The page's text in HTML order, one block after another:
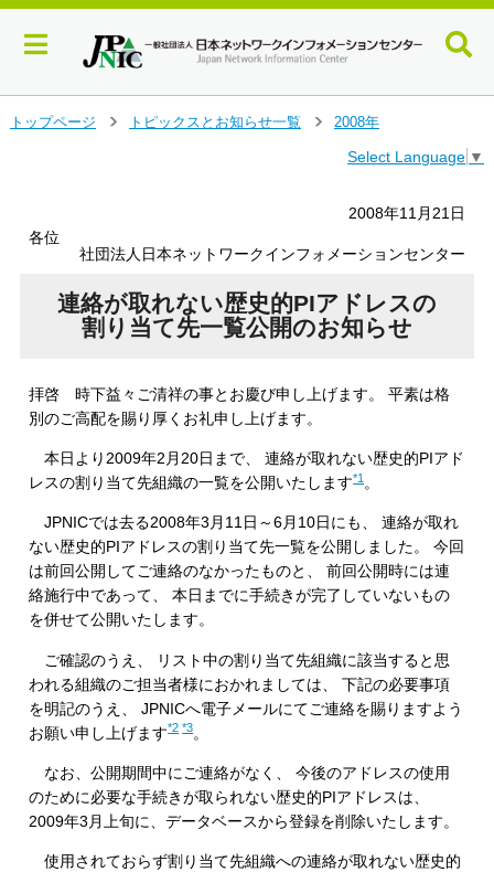
トップページ
トピックスとお知らせ一覧
2008年
Select Language ▼
2008年11月21日
各位
社団法人日本ネットワークインフォメーションセンター
連絡が取れない歴史的PIアドレスの
割り当て先一覧公開のお知らせ
拝啓 時下益々ご清祥の事とお慶び申し上げます。 平素は格
別のご高配を賜り厚くお礼申し上げます。
本日より2009年2月20日まで、 連絡が取れない歴史的PIアド
レスの割り当て先組織の一覧を公開いたします*1。
JPNICでは去る2008年3月11日～6月10日にも、 連絡が取れ
ない歴史的PIアドレスの割り当て先一覧を公開しました。 今回
は前回公開してご連絡のなかったものと、 前回公開時には連
絡施行中であって、 本日までに手続きが完了していないもの
を併せて公開いたします。
ご確認のうえ、 リスト中の割り当て先組織に該当すると思
われる組織のご担当者様におかれましては、 下記の必要事項
を明記のうえ、 JPNICへ電子メールにてご連絡を賜りますよう
お願い申し上げます*2 *3。
なお、公開期間中にご連絡がなく、 今後のアドレスの使用
のために必要な手続きが取られない歴史的PIアドレスは、
2009年3月上旬に、データベースから登録を削除いたします。
使用されておらず割り当て先組織への連絡が取れない歴史的